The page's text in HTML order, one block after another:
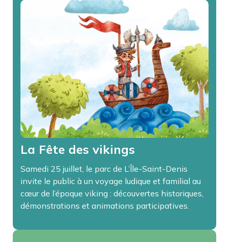
La Fête des vikings
Samedi 25 juillet, le parc de L’Île-Saint-Denis
invite le public à un voyage ludique et familial au
cœur de l’époque viking : découvertes historiques,
démonstrations et animations participatives.